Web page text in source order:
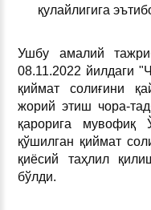
қулайлигига
Ушбу амалий
08.11.2022 йилдаги
қиймат солиғини
жорий этиш чора-
қарорига мувофиқ
қўшилган қиймат
қиёсий таҳлил
бўлди.